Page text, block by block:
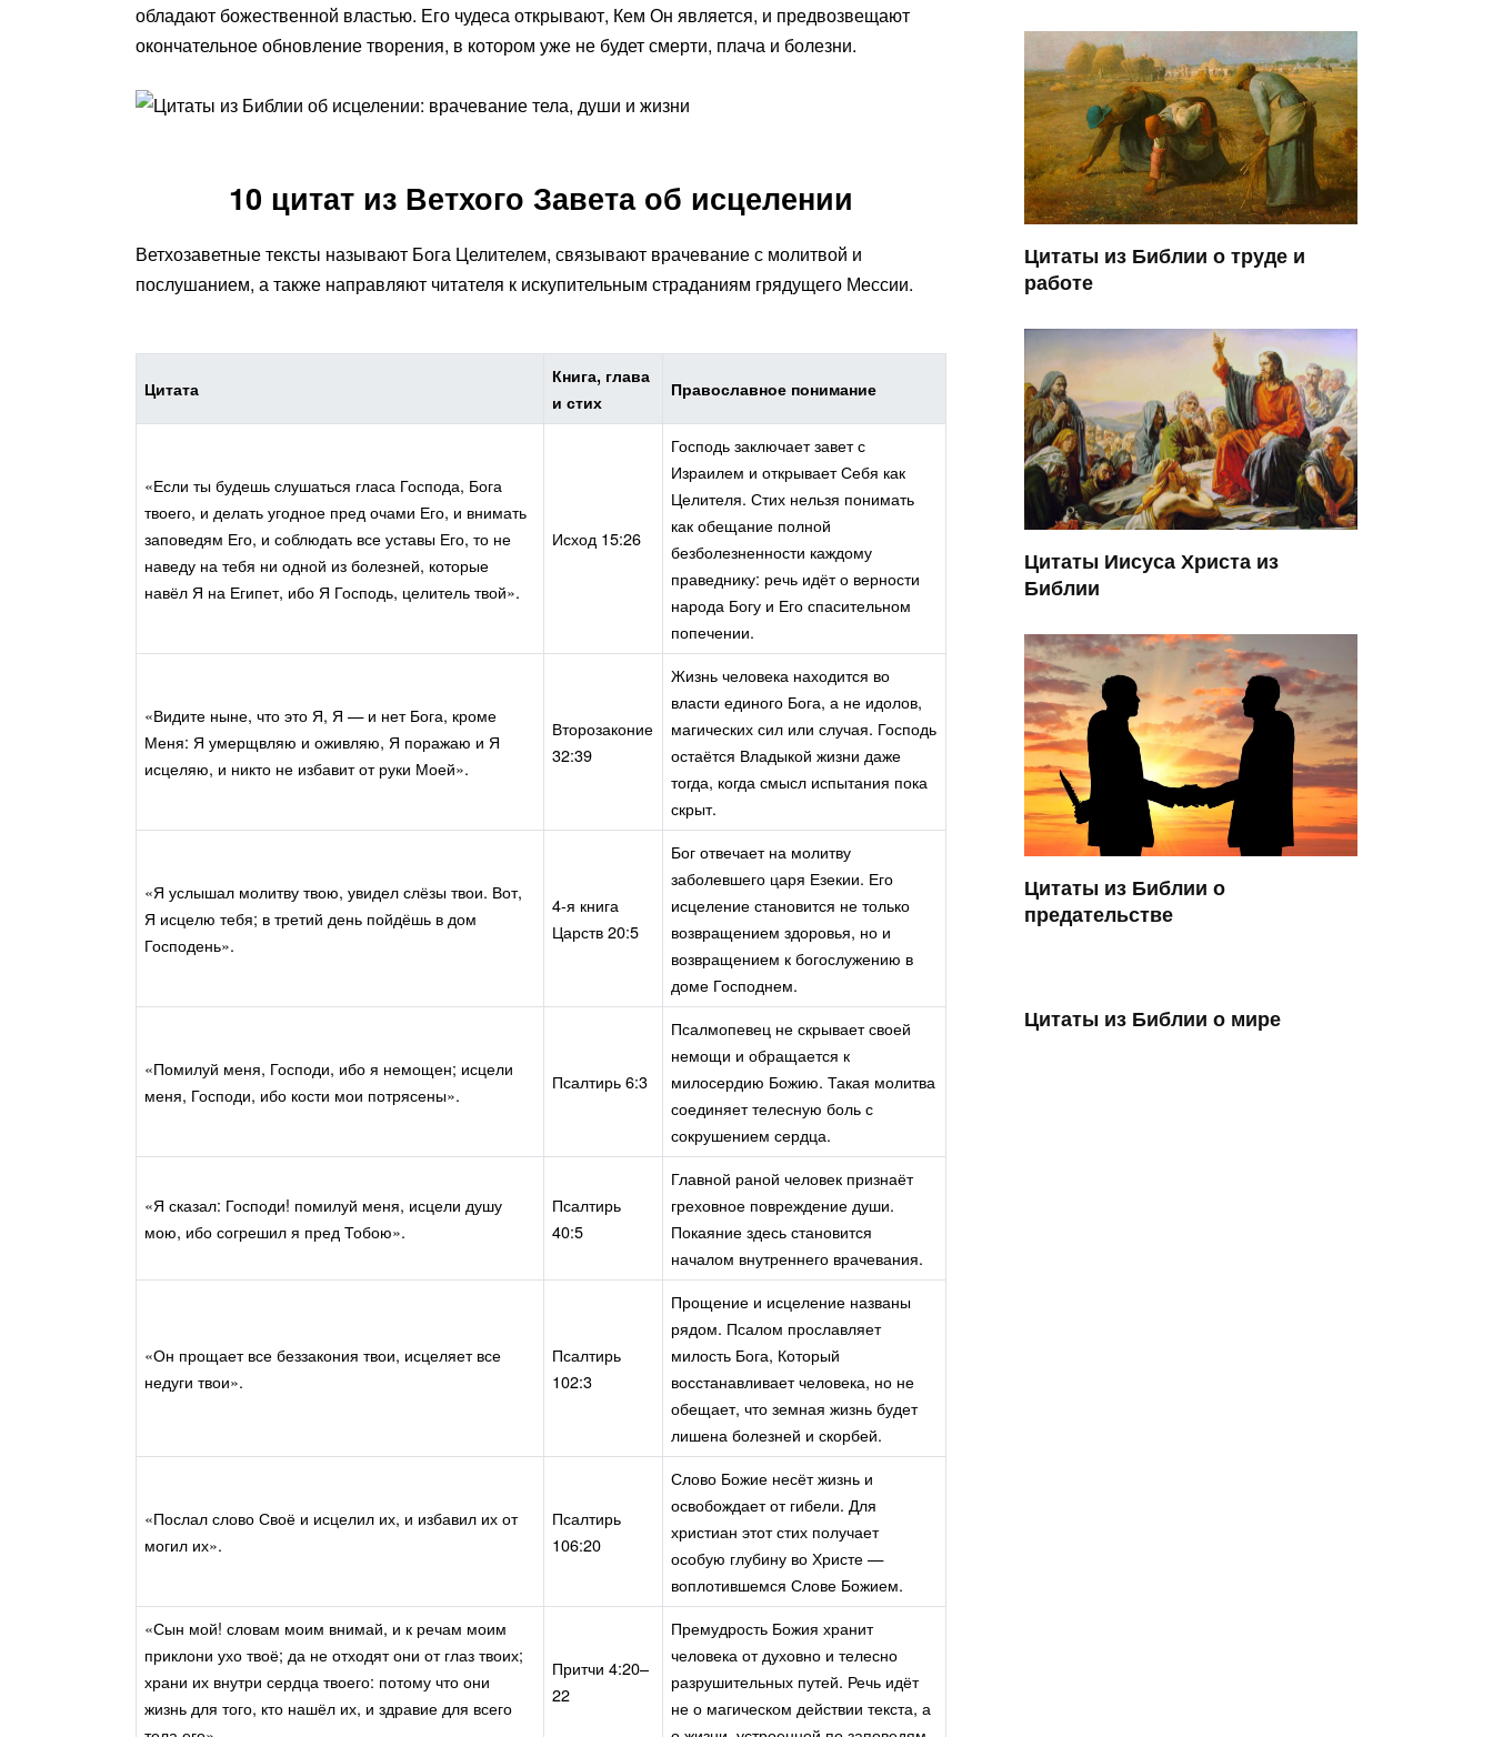
обладают божественной властью. Его чудеса открывают, Кем Он является, и предвозвещают
окончательное обновление творения, в котором уже не будет смерти, плача и болезни.
10 цитат из Ветхого Завета об исцелении
Ветхозаветные тексты называют Бога Целителем, связывают врачевание с молитвой и
послушанием, а также направляют читателя к искупительным страданиям грядущего Мессии.
Цитата
Книга, глава
и стих
Православное понимание
«Если ты будешь слушаться гласа Господа, Бога
твоего, и делать угодное пред очами Его, и внимать
заповедям Его, и соблюдать все уставы Его, то не
наведу на тебя ни одной из болезней, которые
навёл Я на Египет, ибо Я Господь, целитель твой».
Исход 15:26
Господь заключает завет с
Израилем и открывает Себя как
Целителя. Стих нельзя понимать
как обещание полной
безболезненности каждому
праведнику: речь идёт о верности
народа Богу и Его спасительном
попечении.
«Видите ныне, что это Я, Я — и нет Бога, кроме
Меня: Я умерщвляю и оживляю, Я поражаю и Я
исцеляю, и никто не избавит от руки Моей».
Второзаконие
32:39
Жизнь человека находится во
власти единого Бога, а не идолов,
магических сил или случая. Господь
остаётся Владыкой жизни даже
тогда, когда смысл испытания пока
скрыт.
«Я услышал молитву твою, увидел слёзы твои. Вот,
Я исцелю тебя; в третий день пойдёшь в дом
Господень».
4-я книга
Царств 20:5
Бог отвечает на молитву
заболевшего царя Езекии. Его
исцеление становится не только
возвращением здоровья, но и
возвращением к богослужению в
доме Господнем.
«Помилуй меня, Господи, ибо я немощен; исцели
меня, Господи, ибо кости мои потрясены».
Псалтирь 6:3
Псалмопевец не скрывает своей
немощи и обращается к
милосердию Божию. Такая молитва
соединяет телесную боль с
сокрушением сердца.
«Я сказал: Господи! помилуй меня, исцели душу
мою, ибо согрешил я пред Тобою».
Псалтирь
40:5
Главной раной человек признаёт
греховное повреждение души.
Покаяние здесь становится
началом внутреннего врачевания.
«Он прощает все беззакония твои, исцеляет все
недуги твои».
Псалтирь
102:3
Прощение и исцеление названы
рядом. Псалом прославляет
милость Бога, Который
восстанавливает человека, но не
обещает, что земная жизнь будет
лишена болезней и скорбей.
«Послал слово Своё и исцелил их, и избавил их от
могил их».
Псалтирь
106:20
Слово Божие несёт жизнь и
освобождает от гибели. Для
христиан этот стих получает
особую глубину во Христе —
воплотившемся Слове Божием.
«Сын мой! словам моим внимай, и к речам моим
приклони ухо твоё; да не отходят они от глаз твоих;
храни их внутри сердца твоего: потому что они
жизнь для того, кто нашёл их, и здравие для всего
Притчи 4:20–
22
Премудрость Божия хранит
человека от духовно и телесно
разрушительных путей. Речь идёт
не о магическом действии текста, а
Цитаты из Библии о труде и
работе
Цитаты Иисуса Христа из
Библии
Цитаты из Библии о
предательстве
Цитаты из Библии о мире